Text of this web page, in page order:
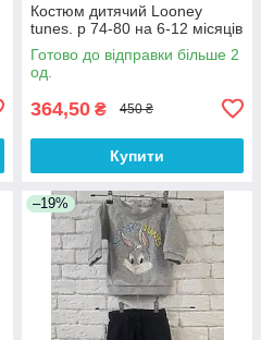
Костюм дитячий Looney
tunes. р 74-80 на 6-12 місяців
Готово до відправки більше 2
од.
364,50 ₴ 450 ₴
Купити
–19%